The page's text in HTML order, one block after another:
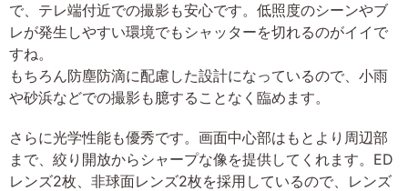
で、テレ端付近での撮影も安心です。低照度のシーンやブ
レが発生しやすい環境でもシャッターを切れるのがイイで
すね。
もちろん防塵防滴に配慮した設計になっているので、小雨
や砂浜などでの撮影も臆することなく臨めます。
さらに光学性能も優秀です。画面中心部はもとより周辺部
まで、絞り開放からシャープな像を提供してくれます。ED
レンズ2枚、非球面レンズ2枚を採用しているので、レンズ